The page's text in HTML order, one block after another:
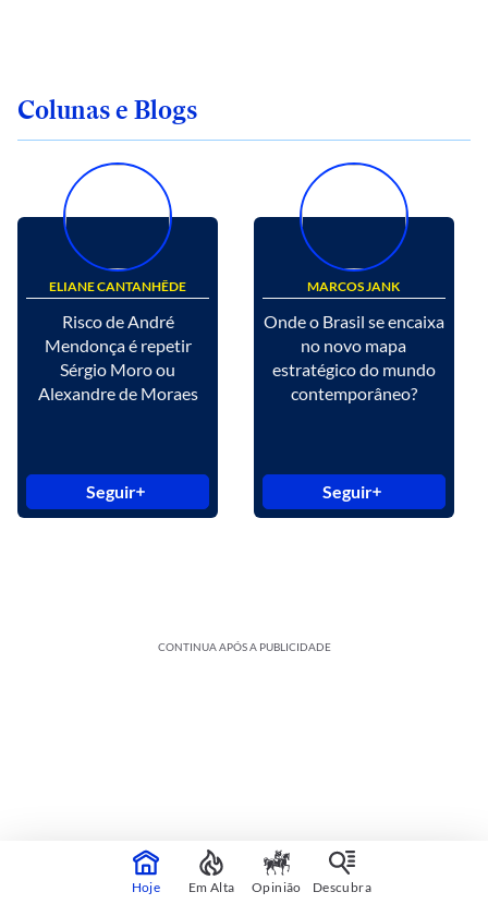
Colunas e Blogs
ELIANE CANTANHÊDE
Risco de André
Mendonça é repetir
Sérgio Moro ou
Alexandre de Moraes
Seguir
MARCOS JANK
Onde o Brasil se encaixa
no novo mapa
estratégico do mundo
contemporâneo?
Seguir
CONTINUA APÓS A PUBLICIDADE
Hoje Em Alta Opinião Descubra